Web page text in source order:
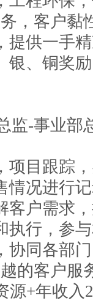
，客户黏
提供一手
银、铜奖
监-事业部
项目跟踪
情况进行
客户需求
执行，参
协同各部
的客户服
源+年收入